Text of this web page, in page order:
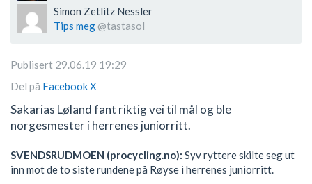
Simon Zetlitz Nessler
Tips meg @tastasol
Publisert 29.06.19 19:29
Del på FacebookX
Sakarias Løland fant riktig vei til mål og ble
norgesmester i herrenes juniorritt.
SVENDSRUDMOEN (procycling.no): Syv ryttere skilte seg ut
inn mot de to siste rundene på Røyse i herrenes juniorritt.